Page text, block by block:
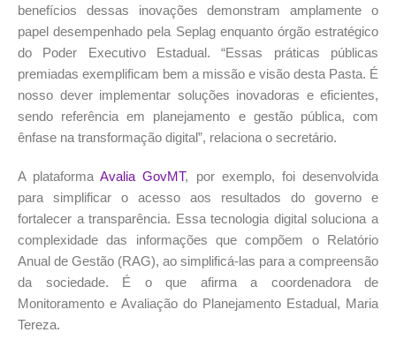
benefícios dessas inovações demonstram amplamente o
papel desempenhado pela Seplag enquanto órgão estratégico
do Poder Executivo Estadual. “Essas práticas públicas
premiadas exemplificam bem a missão e visão desta Pasta. É
nosso dever implementar soluções inovadoras e eficientes,
sendo referência em planejamento e gestão pública, com
ênfase na transformação digital”, relaciona o secretário.
A plataformaAvalia GovMT, por exemplo, foi desenvolvida
para simplificar o acesso aos resultados do governo e
fortalecer a transparência. Essa tecnologia digital soluciona a
complexidade das informações que compõem o Relatório
Anual de Gestão (RAG), ao simplificá-las para a compreensão
da sociedade. É o que afirma a coordenadora de
Monitoramento e Avaliação do Planejamento Estadual, Maria
Tereza.